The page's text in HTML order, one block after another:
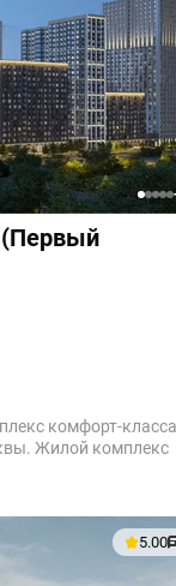
1234
комфорт-
Жилой комплекс
5.00